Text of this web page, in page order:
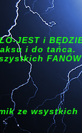
JEST i
i do tańca.
ze wsystkich